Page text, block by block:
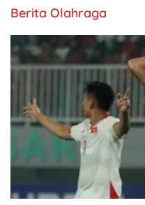
Berita Olahraga